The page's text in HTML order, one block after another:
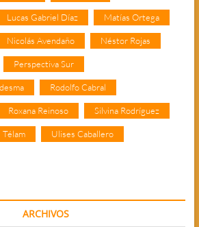
Lucas Gabriel Díaz Matías Ortega
Nicolás Avendaño Néstor Rojas
Perspectiva Sur
Rodolfo Cabral
Roxana Reinoso Silvina Rodríguez
Télam Ulises Caballero
ARCHIVOS